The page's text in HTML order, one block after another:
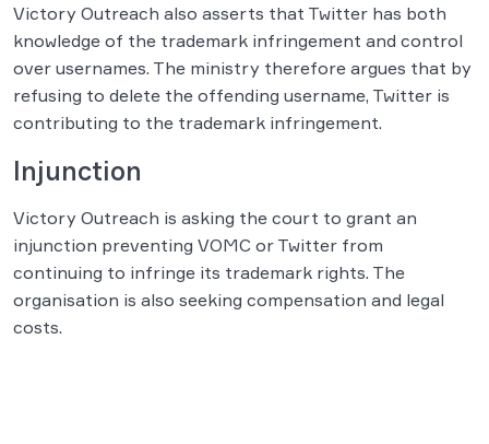
Victory Outreach also asserts that Twitter has both
knowledge of the trademark infringement and control
over usernames. The ministry therefore argues that by
refusing to delete the offending username, Twitter is
contributing to the trademark infringement.
Injunction
Victory Outreach is asking the court to grant an
injunction preventing VOMC or Twitter from
continuing to infringe its trademark rights. The
organisation is also seeking compensation and legal
costs.